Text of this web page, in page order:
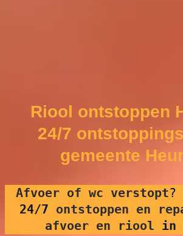
Riool ontstoppen
24/7
gemeente
Afvoer of wc verstopt?
24/7 ontstoppen en
afvoer en riool in